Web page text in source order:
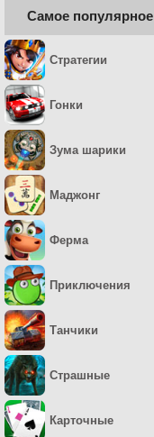
Самое популярное
Стратегии
Гонки
Зума шарики
Маджонг
Ферма
Приключения
Танчики
Страшные
Карточные